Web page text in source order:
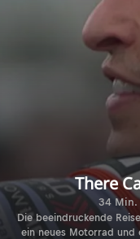
There
34 Min.
Die beeindruckende
ein neues Motorrad und